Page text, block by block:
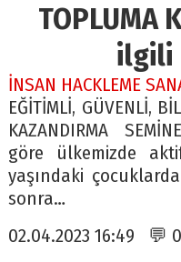
TOPLUMA
ilgili
İNSAN HACKLEME
EĞİTİMLİ, GÜVENLİ,
KAZANDIRMA
göre ülkemizde
yaşındaki
sonra…
02.04.2023 16:49 💬